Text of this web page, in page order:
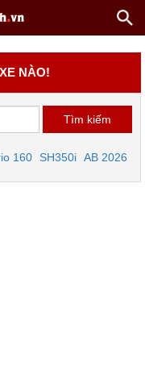
NÀO!
160 SH350i AB 2026